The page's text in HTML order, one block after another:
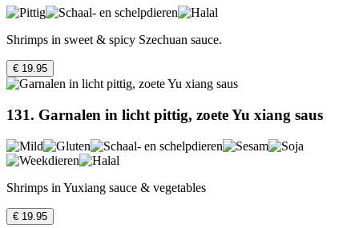
Shrimps in sweet & spicy Szechuan sauce.
€ 19.95
131. Garnalen in licht pittig, zoete Yu xiang saus
Shrimps in Yuxiang sauce & vegetables
€ 19.95